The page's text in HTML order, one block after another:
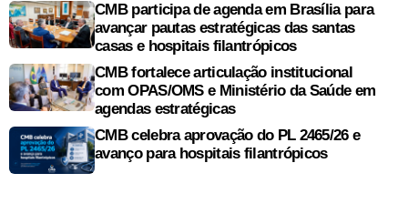
CMB participa de agenda em Brasília para
avançar pautas estratégicas das santas
casas e hospitais filantrópicos
CMB fortalece articulação institucional
com OPAS/OMS e Ministério da Saúde em
agendas estratégicas
CMB celebra aprovação do PL 2465/26 e
avanço para hospitais filantrópicos